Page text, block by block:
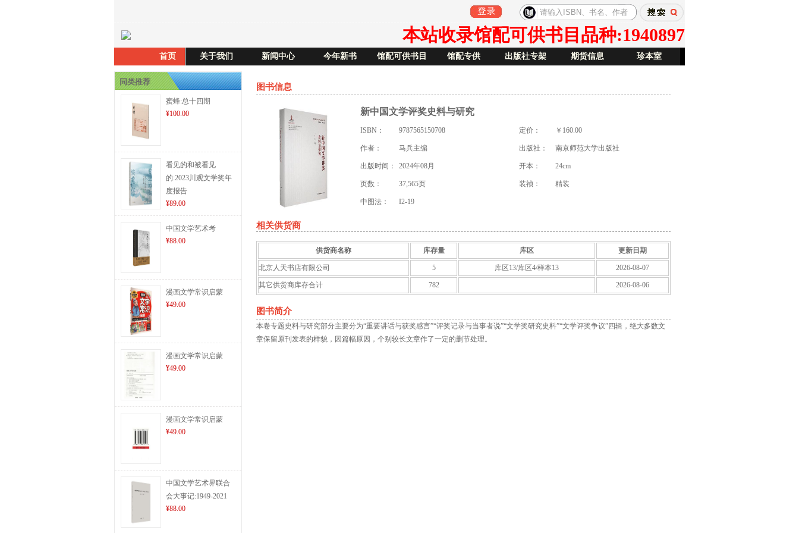
本站收录馆配可供书目品种:1940897
首页 关于我们 新闻中心 今年新书 馆配可供书目 馆配专供 出版社专架 期货信息 珍本室
同类推荐
蜜蜂:总十四期
¥100.00
看见的和被看见
的:2023川观文学奖年
度报告
¥89.00
中国文学艺术考
¥88.00
漫画文学常识启蒙
¥49.00
漫画文学常识启蒙
¥49.00
漫画文学常识启蒙
¥49.00
中国文学艺术界联合
会大事记:1949-2021
¥88.00
图书信息
新中国文学评奖史料与研究
ISBN： 9787565150708 定价： ￥160.00
作者： 马兵主编 出版社： 南京师范大学出版社
出版时间： 2024年08月 开本： 24cm
页数： 37,565页 装祯： 精装
中图法： I2-19
相关供货商
供货商名称 库存量 库区 更新日期
北京人天书店有限公司 5 库区13/库区4/样本13 2026-08-07
其它供货商库存合计 782 2026-08-06
图书简介
本卷专题史料与研究部分主要分为“重要讲话与获奖感言”“评奖记录与当事者说”“文学奖研究史料”“文学评奖争议”四辑，绝大多数文
章保留原刊发表的样貌，因篇幅原因，个别较长文章作了一定的删节处理。